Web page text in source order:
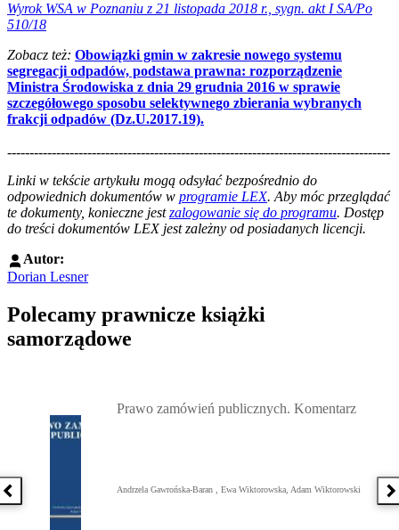
Wyrok WSA w Poznaniu z 21 listopada 2018 r., sygn. akt I SA/Po
510/18
Zobacz też: Obowiązki gmin w zakresie nowego systemu
segregacji odpadów, podstawa prawna: rozporządzenie
Ministra Środowiska z dnia 29 grudnia 2016 w sprawie
szczegółowego sposobu selektywnego zbierania wybranych
frakcji odpadów (Dz.U.2017.19).
--------------------------------------------------------------------------------------
Linki w tekście artykułu mogą odsyłać bezpośrednio do
odpowiednich dokumentów w programie LEX. Aby móc przeglądać
te dokumenty, konieczne jestzalogowanie się do programu. Dostęp
do treści dokumentów LEX jest zależny od posiadanych licencji.
Autor:
Dorian Lesner
Polecamy prawnicze książki
samorządowe
Poprzednia książka
Prawo zamówień publicznych. Komentarz
Andrzela Gawrońska-Baran , Ewa Wiktorowska, Adam Wiktorowski